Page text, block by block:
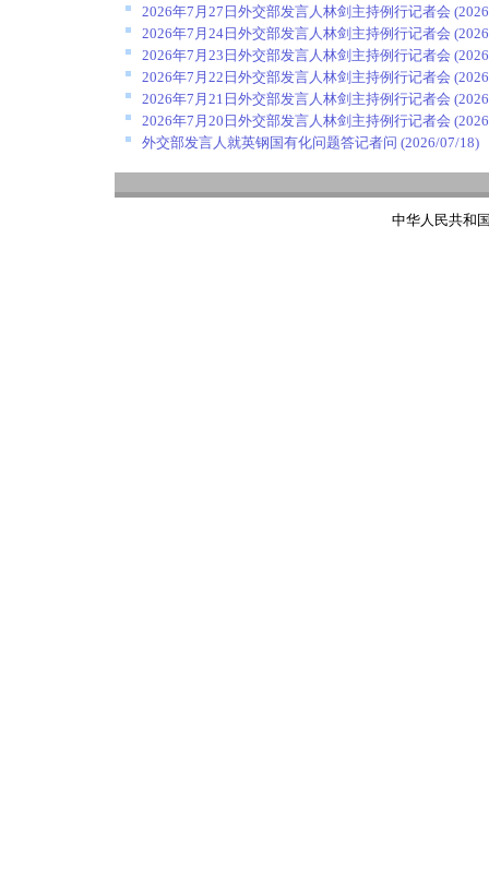
2026年7月27日外交部发言人林剑主持例行记者会
2026年7月24日外交部发言人林剑主持例行记者会
2026年7月23日外交部发言人林剑主持例行记者会
2026年7月22日外交部发言人林剑主持例行记者会
2026年7月21日外交部发言人林剑主持例行记者会
2026年7月20日外交部发言人林剑主持例行记者会
外交部发言人就英钢国有化问题答记者问 (2026/07/18)
中华人民共和